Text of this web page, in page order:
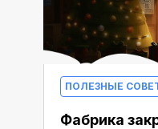
ПОЛЕЗНЫЕ
Фабрика